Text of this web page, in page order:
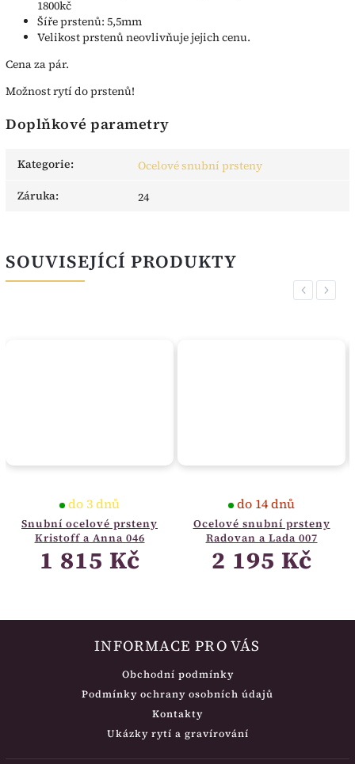
1800kč
Šíře prstenů: 5,5mm
Velikost prstenů neovlivňuje jejich cenu.
Cena za pár.
Možnost rytí do prstenů!
Doplňkové parametry
Kategorie:
Ocelové snubní prsteny
Záruka: 24
SOUVISEJÍCÍ PRODUKTY
Previous
Snubní ocelové prsteny
Kristoff a Anna 046
do 3 dnů
1 815 Kč
Ocelové snubní prsteny
Radovan a Lada 007
do 14 dnů
2 195 Kč
Next
INFORMACE PRO VÁS
Obchodní podmínky
Podmínky ochrany osobních údajů
Kontakty
Ukázky rytí a gravírování